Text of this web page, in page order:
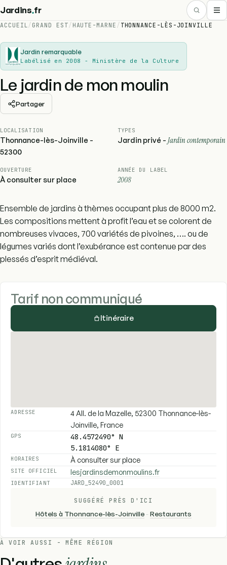
Jardins.fr
ACCUEIL/ GRAND EST/ HAUTE-MARNE / THONNANCE-LÈS-JOINVILLE
Jardin remarquable
Labélisé en 2008 - Ministère de la Culture
Le jardin de mon moulin
Partager
LOCALISATION
Thonnance-lès-Joinville -
52300
TYPES
Jardin privé - Jardin contemporain
OUVERTURE
À consulter sur place
ANNÉE DU LABEL
2008
Ensemble de jardins à thèmes occupant plus de 8000 m2.
Les compositions mettent à profit l’eau et se colorent de
nombreuses vivaces, 700 variétés de pivoines, …. ou de
légumes variés dont l’exubérance est contenue par des
plessés d’esprit médiéval.
Tarif non communiqué
Itinéraire
ADRESSE
4 All. de la Mazelle, 52300 Thonnance-lès-
Joinville, France
GPS
48.4572490° N
5.1814080° E
HORAIRES À consulter sur place
SITE OFFICIEL lesjardinsdemonmoulins.fr
IDENTIFIANT JARD_52490_0001
SUGGÉRÉ PRÈS D'ICI
Hôtels à Thonnance-lès-Joinville-Restaurants
À VOIR AUSSI - MÊME RÉGION